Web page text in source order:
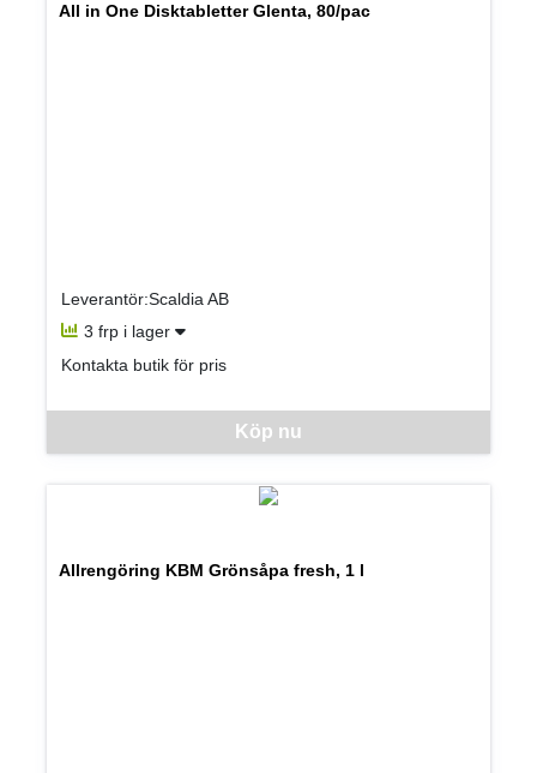
All in One Disktabletter Glenta, 80/pac
Leverantör:Scaldia AB
3 frp i lager
Köp nu
Kontakta butik för pris
Allrengöring KBM Grönsåpa fresh, 1 l